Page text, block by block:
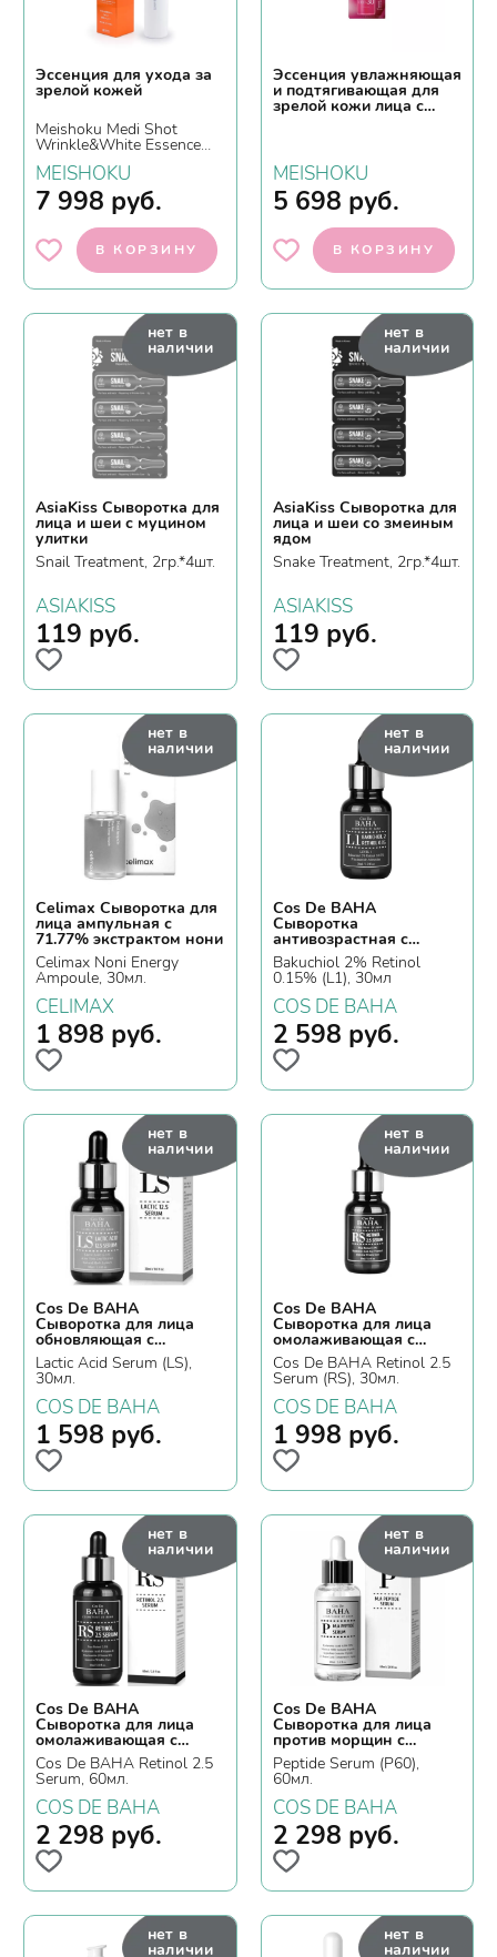
Эссенция для ухода за
зрелой кожей
Meishoku Medi Shot
Wrinkle&White Essence
Serum, 70мл.
MEISHOKU
7 998 руб.
В КОРЗИНУ
Эссенция увлажняющая
и подтягивающая для
зрелой кожи лица с
бакучиолом и
30мл
MEISHOKU
5 698 руб.
В КОРЗИНУ
нет в
наличии
AsiaKiss Сыворотка для
лица и шеи с муцином
улитки
Snail Treatment, 2гр.*4шт.
ASIAKISS
119 руб.
нет в
наличии
AsiaKiss Сыворотка для
лица и шеи со змеиным
ядом
Snake Treatment, 2гр.*4шт.
ASIAKISS
119 руб.
нет в
наличии
Celimax Сыворотка для
лица ампульная с
71.77% экстрактом нони
Celimax Noni Energy
Ampoule, 30мл.
CELIMAX
1 898 руб.
нет в
наличии
Cos De BAHA
Сыворотка
антивозрастная с
бакучиолом и
ретинолом
Bakuchiol 2% Retinol
0.15% (L1), 30мл
COS DE BAHA
2 598 руб.
нет в
наличии
Cos De BAHA
Сыворотка для лица
обновляющая с
молочной кислотой
12,5%
Lactic Acid Serum (LS),
30мл.
COS DE BAHA
1 598 руб.
нет в
наличии
Cos De BAHA
Сыворотка для лица
омолаживающая с
ретинолом
Cos De BAHA Retinol 2.5
Serum (RS), 30мл.
COS DE BAHA
1 998 руб.
нет в
наличии
Cos De BAHA
Сыворотка для лица
омолаживающая с
ретинолом
Cos De BAHA Retinol 2.5
Serum, 60мл.
COS DE BAHA
2 298 руб.
нет в
наличии
Cos De BAHA
Сыворотка для лица
против морщин с
пептидным комплексом
Peptide Serum (P60),
60мл.
COS DE BAHA
2 298 руб.
нет в
наличии
нет в
наличии